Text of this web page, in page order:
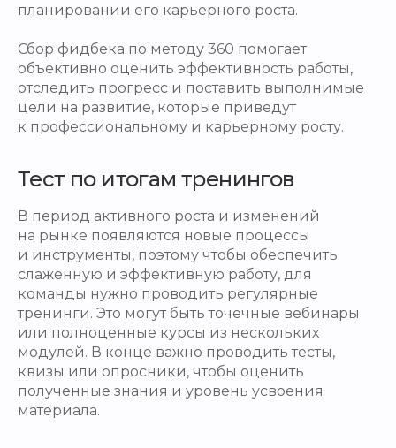
планировании его карьерного роста.
Сбор фидбека по методу 360 помогает
объективно оценить эффективность работы,
отследить прогресс и поставить выполнимые
цели на развитие, которые приведут
к профессиональному и карьерному росту.
Тест по итогам тренингов
В период активного роста и изменений
на рынке появляются новые процессы
и инструменты, поэтому чтобы обеспечить
слаженную и эффективную работу, для
команды нужно проводить регулярные
тренинги. Это могут быть точечные вебинары
или полноценные курсы из нескольких
модулей. В конце важно проводить тесты,
квизы или опросники, чтобы оценить
полученные знания и уровень усвоения
материала.